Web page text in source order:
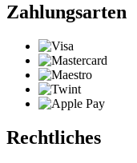
Zahlungsarten
Rechtliches